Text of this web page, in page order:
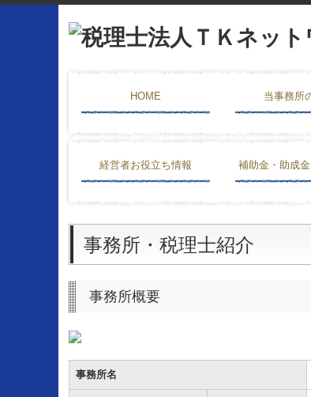
HOME 当事務所
経営者お役立ち情報 補助金・助成
事務所・税理士紹介
事務所概要
事務所名